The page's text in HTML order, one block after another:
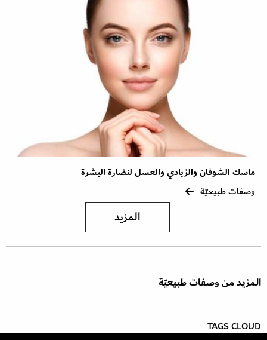
ماسك الشوفان والزبادي والعسل لنضارة البشرة
وصفات طبيعيّة
المزيد
المزيد من وصفات طبيعيّة
TAGS CLOUD